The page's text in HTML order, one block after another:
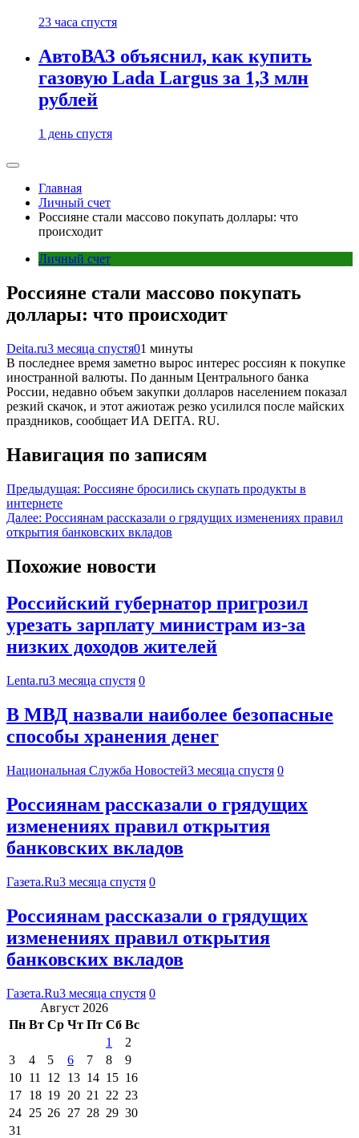
23 часа спустя
АвтоВАЗ объяснил, как купить
газовую Lada Largus за 1,3 млн
рублей
1 день спустя
Главная
Личный счет
Россияне стали массово покупать доллары: что
происходит
Личный счет
Россияне стали массово покупать
доллары: что происходит
Deita.ru3 месяца спустя01 минуты
В последнее время заметно вырос интерес россиян к покупке
иностранной валюты. По данным Центрального банка
России, недавно объем закупки долларов населением показал
резкий скачок, и этот ажиотаж резко усилился после майских
праздников, сообщает ИА DEITA. RU.
Навигация по записям
Предыдущая: Россияне бросились скупать продукты в
интернете
Далее: Россиянам рассказали о грядущих изменениях правил
открытия банковских вкладов
Похожие новости
Российский губернатор пригрозил
урезать зарплату министрам из-за
низких доходов жителей
Lenta.ru3 месяца спустя 0
В МВД назвали наиболее безопасные
способы хранения денег
Национальная Служба Новостей3 месяца спустя 0
Россиянам рассказали о грядущих
изменениях правил открытия
банковских вкладов
Газета.Ru3 месяца спустя 0
Россиянам рассказали о грядущих
изменениях правил открытия
банковских вкладов
Газета.Ru3 месяца спустя 0
Август 2026
Пн Вт Ср Чт Пт Сб Вс
1
2
3
4 5 6 7 8
9
10 11 12 13 14 15 16
17 18 19 20 21 22 23
24 25 26 27 28 29 30
31